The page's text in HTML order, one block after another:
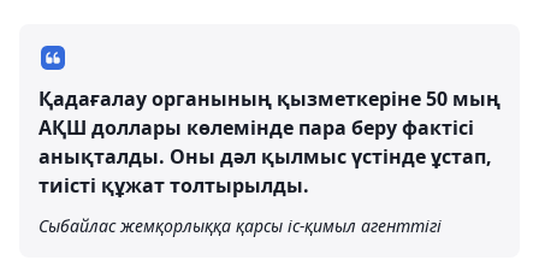
Қадағалау органының қызметкеріне 50 мың
АҚШ доллары көлемінде пара беру фактісі
анықталды. Оны дәл қылмыс үстінде ұстап,
тиісті құжат толтырылды.
Сыбайлас жемқорлыққа қарсы іс-қимыл агенттігі